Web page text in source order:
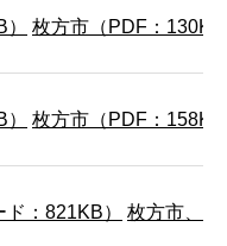
枚方市（PDF：
枚方市（PDF：
：821KB） 枚方市、